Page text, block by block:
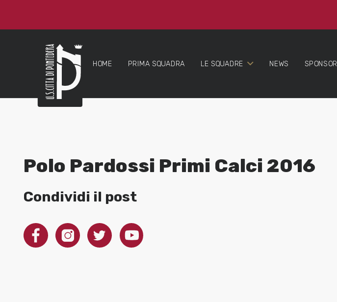
HOME PRIMA SQUADRA LE SQUADRE NEWS SPONSOR
Polo Pardossi Primi Calci 2016
Condividi il post